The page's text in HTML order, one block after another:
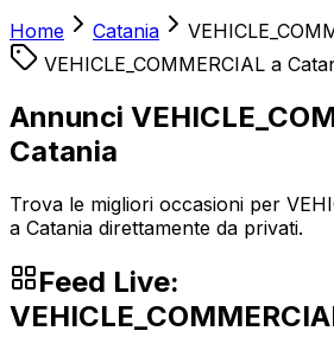
Home Catania
VEHICLE_COMMERCIAL a
Annunci
Catania
Trova le migliori occasioni per
a Catania direttamente da privati.
Feed Live: